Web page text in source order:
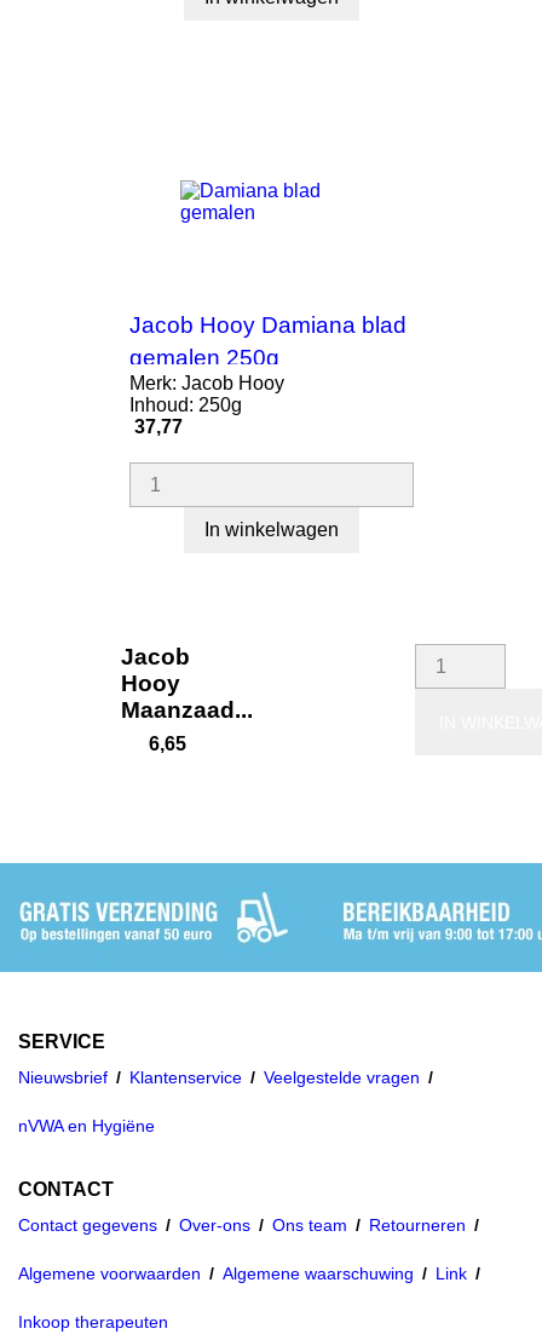
Jacob Hooy Damiana blad
gemalen 250g
Merk: Jacob Hooy
Inhoud: 250g
Prijs
37,77
In winkelwagen
Jacob
Hooy
Maanzaad...
6,65
SERVICE
Nieuwsbrief Klantenservice Veelgestelde vragen
nVWA en Hygiëne
CONTACT
Contact gegevens Over-ons Ons team Retourneren
Algemene voorwaarden Algemene waarschuwing Link
Inkoop therapeuten